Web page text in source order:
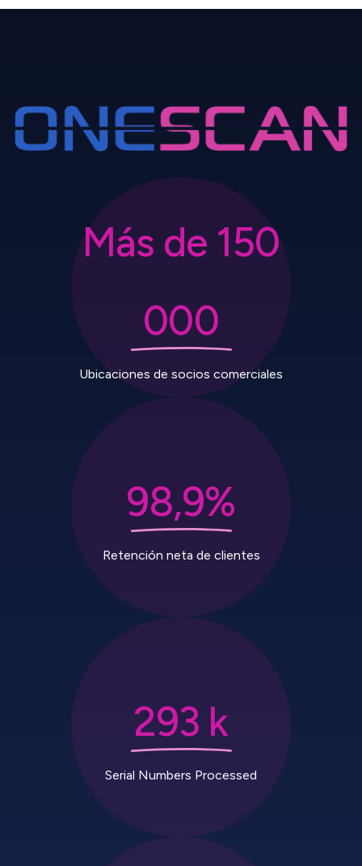
Más de 150
000
Ubicaciones de socios comerciales
98,9%
Retención neta de clientes
293 k
Serial Numbers Processed